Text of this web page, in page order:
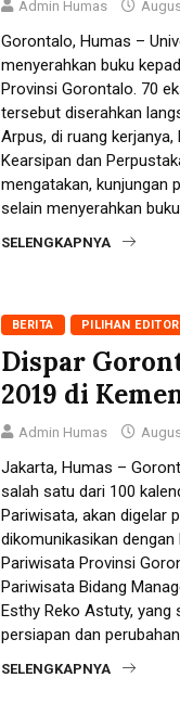
Admin Humas
Gorontalo, Humas –
menyerahkan buku
Provinsi Gorontalo. 70
tersebut diserahkan
Arpus, di ruang
Kearsipan dan
mengatakan, kunjungan
selain menyerahkan
SELENGKAPNYA
BERITA PILIHAN EDITOR
Dispar
2019 di
Admin Humas
Jakarta, Humas –
salah satu dari 100
Pariwisata, akan digelar
dikomunikasikan dengan
Pariwisata Provinsi
Pariwisata Bidang
Esthy Reko Astuty,
persiapan dan
SELENGKAPNYA